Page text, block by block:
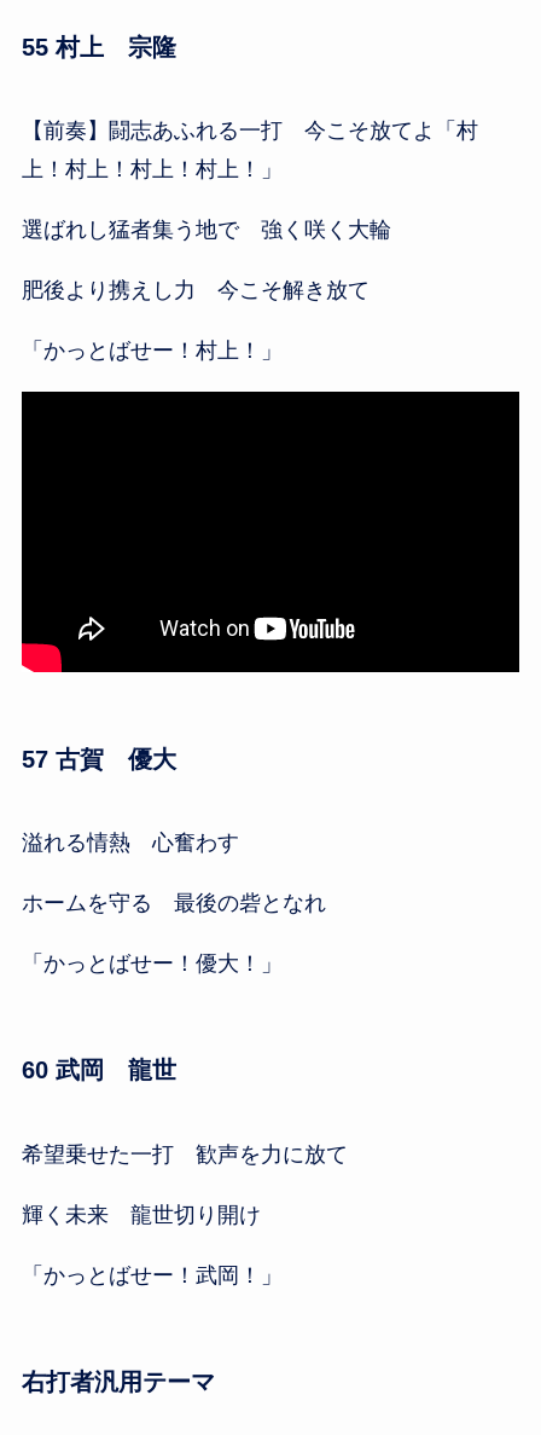
55 村上 宗隆
【前奏】闘志あふれる一打 今こそ放てよ「村
上！村上！村上！村上！」
選ばれし猛者集う地で 強く咲く大輪
肥後より携えし力 今こそ解き放て
「かっとばせー！村上！」
57 古賀 優大
溢れる情熱 心奮わす
ホームを守る 最後の砦となれ
「かっとばせー！優大！」
60 武岡 龍世
希望乗せた一打 歓声を力に放て
輝く未来 龍世切り開け
「かっとばせー！武岡！」
右打者汎用テーマ